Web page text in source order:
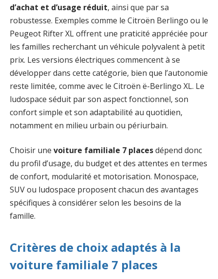
d’achat et d’usage réduit, ainsi que par sa
robustesse. Exemples comme le Citroën Berlingo ou le
Peugeot Rifter XL offrent une praticité appréciée pour
les familles recherchant un véhicule polyvalent à petit
prix. Les versions électriques commencent à se
développer dans cette catégorie, bien que l’autonomie
reste limitée, comme avec le Citroën ë-Berlingo XL. Le
ludospace séduit par son aspect fonctionnel, son
confort simple et son adaptabilité au quotidien,
notamment en milieu urbain ou périurbain.
Choisir une voiture familiale 7 placesdépend donc
du profil d’usage, du budget et des attentes en termes
de confort, modularité et motorisation. Monospace,
SUV ou ludospace proposent chacun des avantages
spécifiques à considérer selon les besoins de la
famille.
Critères de choix adaptés à la
voiture familiale 7 places